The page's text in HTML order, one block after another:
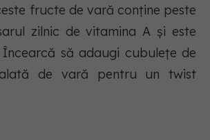
fructe de vară conține peste
zilnic de vitamina A și este
să adaugi cubulețe de
de vară pentru un twist